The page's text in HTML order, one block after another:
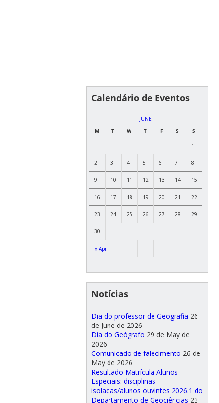
Calendário de Eventos
JUNE
M
T W T F S S
« Apr
1
2 3 4 5 6 7 8
9 10 11 12 13 14 15
16 17 18 19 20 21 22
23 24 25 26 27 28 29
30
Notícias
Dia do professor de Geografia 26
de June de 2026
Dia do Geógrafo 29 de May de
2026
Comunicado de falecimento 26 de
May de 2026
Resultado Matrícula Alunos
Especiais: disciplinas
isoladas/alunos ouvintes 2026.1 do
Departamento de Geociências 23